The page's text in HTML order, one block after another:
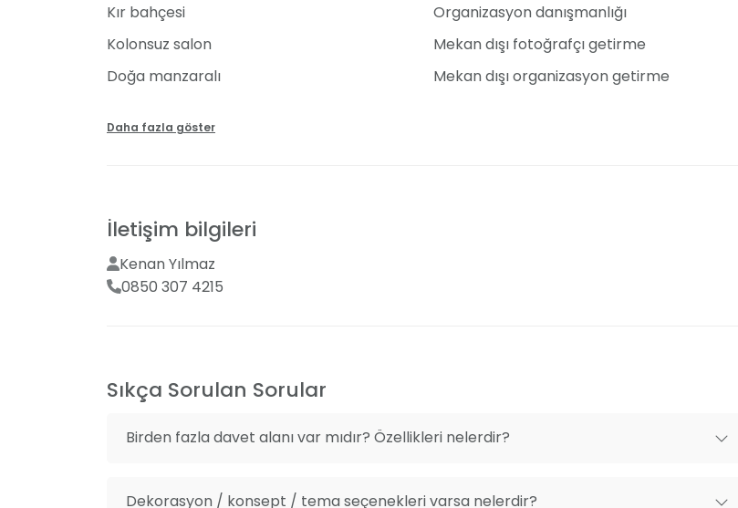
etkinlikler için kusursuz bir mekân seçeneği sunuyor. Restoranın deneyimli ekibi, her türlü
organizasyonun sorunsuz bir şekilde gerçekleşmesi için özenle çalışıyor ve unutulmaz
Kır bahçesi
Kolonsuz salon
Doğa manzaralı
Organizasyon danışmanlığı
Mekan dışı fotoğrafçı getirme
Mekan dışı organizasyon getirme
Daha fazla göster
İletişim bilgileri
Kenan Yılmaz
0850 307 4215
Sıkça Sorulan Sorular
Birden fazla davet alanı var mıdır? Özellikleri nelerdir?
Dekorasyon / konsept / tema seçenekleri varsa nelerdir?